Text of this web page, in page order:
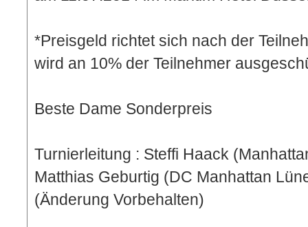
*Preisgeld richtet sich nach der
wird an 10% der Teilnehmer
Beste Dame Sonderpreis
Turnierleitung : Steffi Haack
Matthias Geburtig (DC Manhattan
(Änderung Vorbehalten)